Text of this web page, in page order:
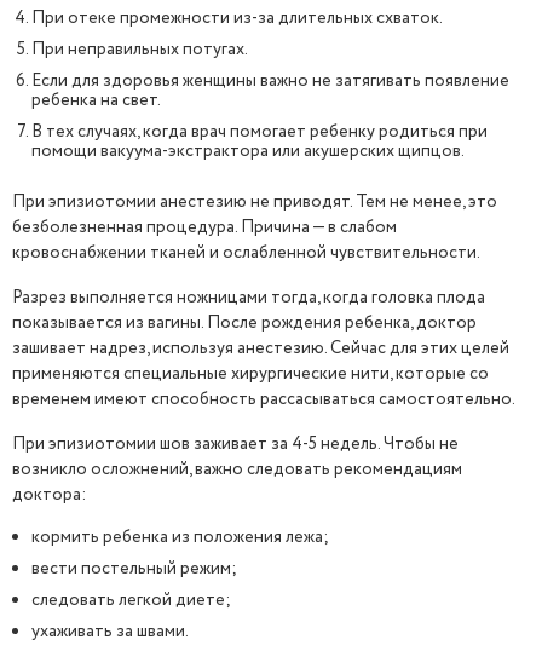
При отеке промежности из-за длительных схваток.
При неправильных потугах.
Если для здоровья женщины важно не затягивать появление
ребенка на свет.
В тех случаях, когда врач помогает ребенку родиться при
помощи вакуума-экстрактора или акушерских щипцов.
При эпизиотомии анестезию не приводят. Тем не менее, это
безболезненная процедура. Причина — в слабом
кровоснабжении тканей и ослабленной чувствительности.
Разрез выполняется ножницами тогда, когда головка плода
показывается из вагины. После рождения ребенка, доктор
зашивает надрез, используя анестезию. Сейчас для этих целей
применяются специальные хирургические нити, которые со
временем имеют способность рассасываться самостоятельно.
При эпизиотомии шов заживает за 4-5 недель. Чтобы не
возникло осложнений, важно следовать рекомендациям
доктора:
кормить ребенка из положения лежа;
вести постельный режим;
следовать легкой диете;
ухаживать за швами.